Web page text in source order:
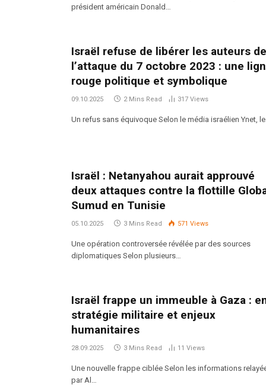
président américain Donald…
Israël refuse de libérer les auteurs de
l’attaque du 7 octobre 2023 : une
rouge politique et symbolique
09.10.2025 2 Mins Read 317 Views
Un refus sans équivoque Selon le média israélien Ynet,
Israël : Netanyahou aurait approuvé
deux attaques contre la flottille
Sumud en Tunisie
05.10.2025 3 Mins Read 571 Views
Une opération controversée révélée par des sources
diplomatiques Selon plusieurs…
Israël frappe un immeuble à Gaza :
stratégie militaire et enjeux
humanitaires
28.09.2025 3 Mins Read 11 Views
Une nouvelle frappe ciblée Selon les informations
par Al…